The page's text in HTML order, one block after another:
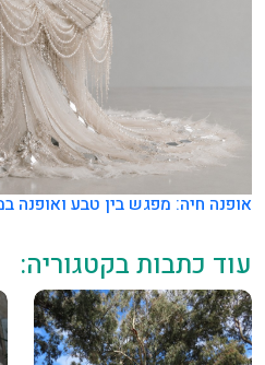
אופנה חיה: מפגש בין טבע ואופנה
עוד כתבות בקטגוריה: